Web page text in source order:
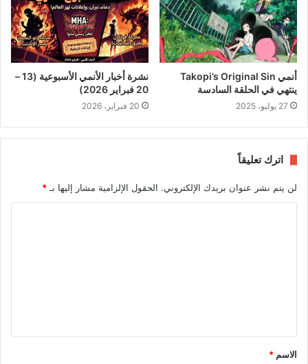
أنمي Takopi’s Original Sin
ينتهي في الحلقة السادسة
27 يوليو، 2025
نشرة أخبار الأنمي الأسبوعية (13 –
20 فبراير 2026)
20 فبراير، 2026
اترك تعليقاً
لن يتم نشر عنوان بريدك الإلكتروني. الحقول الإلزامية مشار إليها بـ *
ق
*
الاسم *